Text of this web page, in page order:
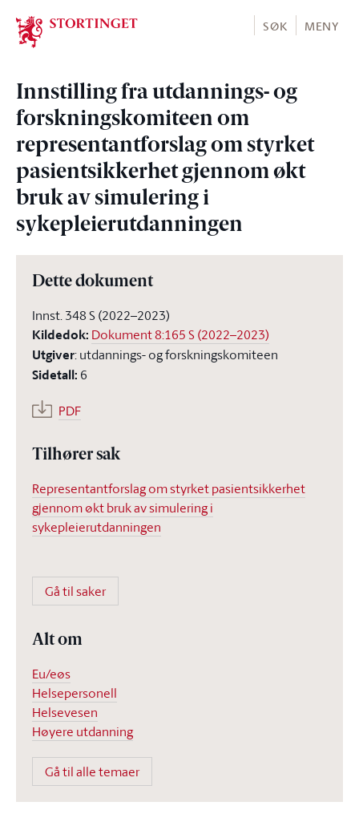
Stortinget.no
SØK MENY
Innstilling fra utdannings- og
forskningskomiteen om
representantforslag om styrket
pasientsikkerhet gjennom økt
bruk av simulering i
sykepleierutdanningen
Dette dokument
Innst. 348 S (2022–2023)
Kildedok: Dokument 8:165 S (2022–2023)
Utgiver:utdannings- og forskningskomiteen
Sidetall: 6
PDF
Tilhører sak
Representantforslag om styrket pasientsikkerhet
gjennom økt bruk av simulering i
sykepleierutdanningen
Gå til saker
Alt om
Eu/eøs
Helsepersonell
Helsevesen
Høyere utdanning
Gå til alle temaer